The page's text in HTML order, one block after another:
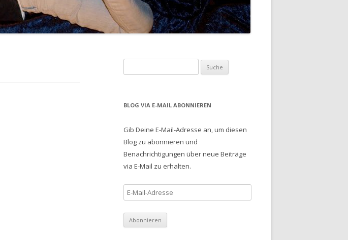
GEFÜHLE
MEIN KÖRPER
WIMMELBÜCHER
ACTIVITY
u
h
n
a
c
BLOG VIA E-MAIL ABONNIEREN
Gib Deine E-Mail-Adresse an, um diesen
Blog zu abonnieren und
Benachrichtigungen über neue Beiträge
via E-Mail zu erhalten.
-
M
a